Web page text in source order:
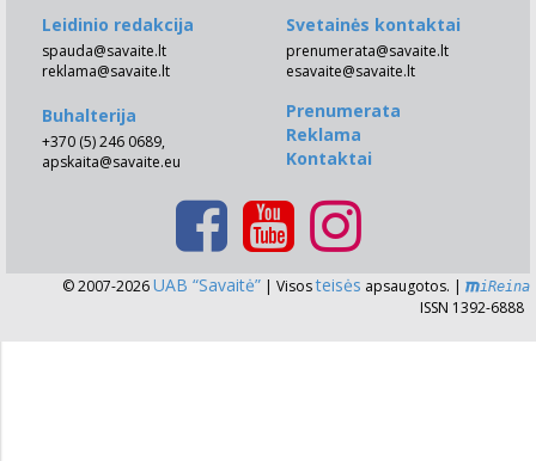
Leidinio redakcija
spauda@savaite.lt
reklama@savaite.lt
Svetainės kontaktai
prenumerata@savaite.lt
esavaite@savaite.lt
Buhalterija
+370 (5) 246 0689,
apskaita@savaite.eu
Prenumerata
Reklama
Kontaktai
© 2007-2026UAB “Savaitė” | Visosteisės apsaugotos. | iReina
ISSN 1392-6888